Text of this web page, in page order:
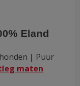
Eland
| Puur
maten